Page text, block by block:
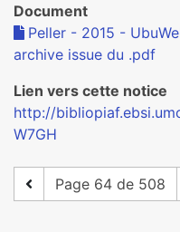
Document
Peller - 2015 -
archive issue du .pdf
Lien vers cette notice
http://
W7GH
Page 64 de 508